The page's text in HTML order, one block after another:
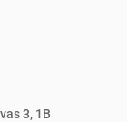
3, 1B